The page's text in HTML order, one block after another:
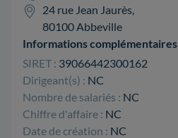
24 rue Jean Jaurès,
80100 Abbeville
Informations complémentaires
SIRET : 39066442300162
Dirigeant(s) : NC
Nombre de salariés : NC
Chiffre d'affaire : NC
Date de création : NC